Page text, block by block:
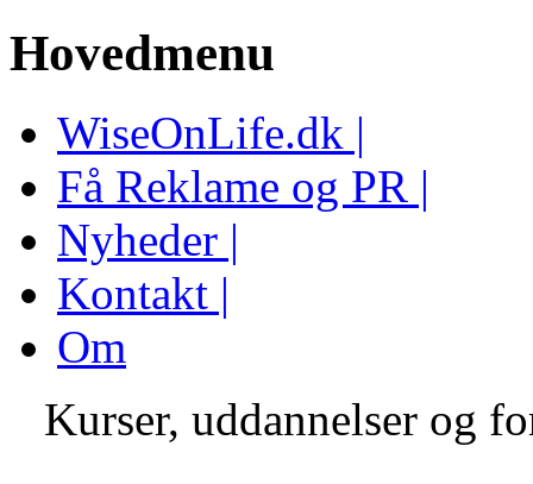
Hovedmenu
WiseOnLife.dk |
Få Reklame og PR |
Nyheder |
Kontakt |
Om
Kurser, uddannelser og